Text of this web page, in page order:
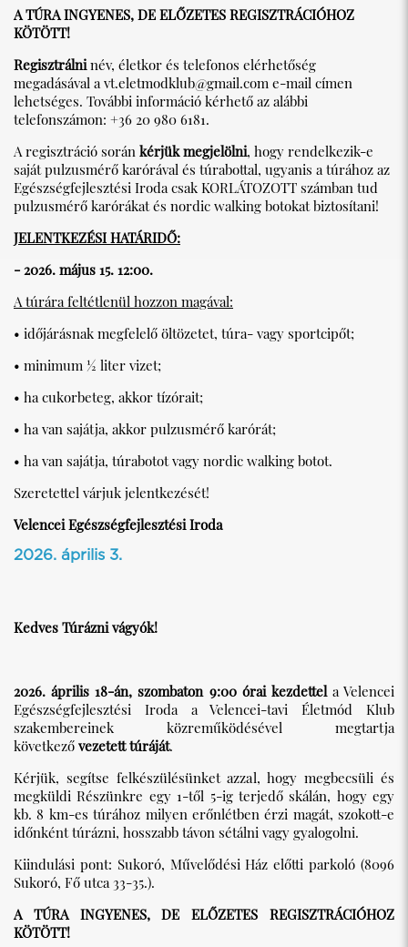
A TÚRA INGYENES, DE ELŐZETES REGISZTRÁCIÓHOZ
KÖTÖTT!
Regisztrálni név, életkor és telefonos elérhetőség
megadásával a vt.eletmodklub@gmail.com e-mail címen
lehetséges. További információ kérhető az alábbi
telefonszámon: +36 20 980 6181.
A regisztráció során kérjük megjelölni, hogy rendelkezik-e
saját pulzusmérő karórával és túrabottal, ugyanis a túrához az
Egészségfejlesztési Iroda csak KORLÁTOZOTT számban tud
pulzusmérő karórákat és nordic walking botokat biztosítani!
JELENTKEZÉSI HATÁRIDŐ:
- 2026. május 15. 12:00.
A túrára feltétlenül hozzon magával:
• időjárásnak megfelelő öltözetet, túra- vagy sportcipőt;
• minimum ½ liter vizet;
• ha cukorbeteg, akkor tízórait;
• ha van sajátja, akkor pulzusmérő karórát;
• ha van sajátja, túrabotot vagy nordic walking botot.
Szeretettel várjuk jelentkezését!
Velencei Egészségfejlesztési Iroda
2026. április 3.
Kedves Túrázni vágyók!
2026. április 18-án, szombaton 9:00 órai kezdettela Velencei
Egészségfejlesztési Iroda a Velencei-tavi Életmód Klub
szakembereinek közreműködésével megtartja
következő vezetett túráját.
Kérjük, segítse felkészülésünket azzal, hogy megbecsüli és
megküldi Részünkre egy 1-től 5-ig terjedő skálán, hogy egy
kb. 8 km-es túrához milyen erőnlétben érzi magát, szokott-e
időnként túrázni, hosszabb távon sétálni vagy gyalogolni.
Kiindulási pont: Sukoró, Művelődési Ház előtti parkoló (8096
Sukoró, Fő utca 33-35.).
A TÚRA INGYENES, DE ELŐZETES REGISZTRÁCIÓHOZ
KÖTÖTT!